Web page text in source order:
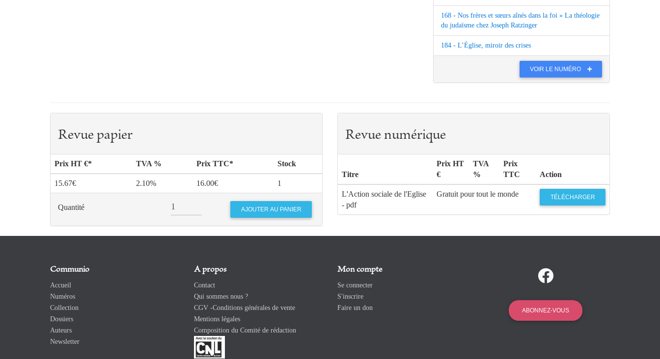
168 - Nos frères et sœurs aînés dans la foi » La théologie
du judaïsme chez Joseph Ratzinger
184 - L’Église, miroir des crises
VOIR LE NUMÉRO
Revue papier
Prix HT €* TVA % Prix TTC* Stock
15.67€ 2.10% 16.00€ 1
Quantité
Revue numérique
Titre
Prix HT
€
TVA
%
Prix
TTC
Action
L'Action sociale de l'Eglise
- pdf
Gratuit pour tout le monde TÉLÉCHARGER
Communio
Accueil
Numéros
Collection
Dossiers
Auteurs
Newsletter
A propos
Contact
Qui sommes nous ?
CGV -Conditions générales de vente
Mentions légales
Composition du Comité de rédaction
Mon compte
Se connecter
S'inscrire
Faire un don
ABONNEZ-VOUS